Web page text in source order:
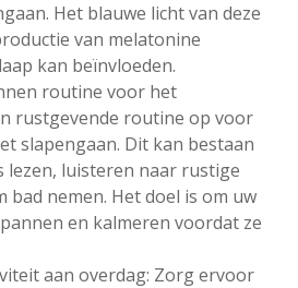
Het blauwe licht van deze
van melatonine
kan beïnvloeden.
routine voor het
rustgevende routine op voor
slapengaan. Dit kan bestaan
lezen, luisteren naar rustige
bad nemen. Het doel is om uw
en kalmeren voordat ze
aan overdag: Zorg ervoor